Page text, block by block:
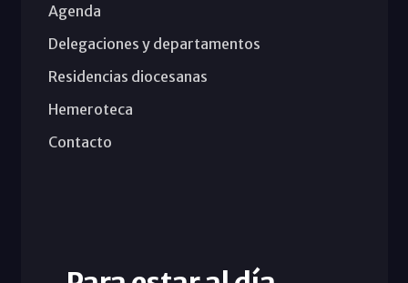
Agenda
Delegaciones y departamentos
Residencias diocesanas
Hemeroteca
Contacto